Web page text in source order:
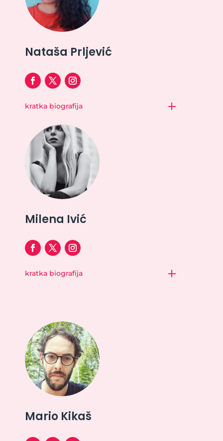
Nataša Prljević
kratka biografija
Milena Ivić
kratka biografija
Mario Kikaš